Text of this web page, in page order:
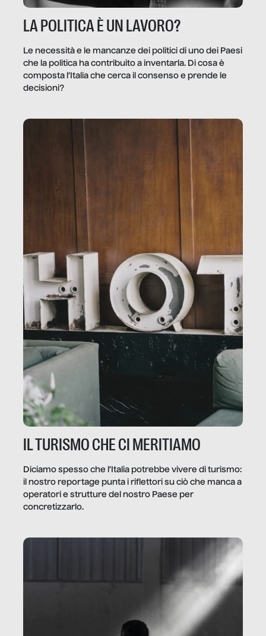
LA POLITICA È UN LAVORO?
Le necessità e le mancanze dei politici di uno dei Paesi
che la politica ha contribuito a inventarla. Di cosa è
composta l’Italia che cerca il consenso e prende le
decisioni?
IL TURISMO CHE CI MERITIAMO
Diciamo spesso che l’Italia potrebbe vivere di turismo:
il nostro reportage punta i riflettori su ciò che manca a
operatori e strutture del nostro Paese per
concretizzarlo.